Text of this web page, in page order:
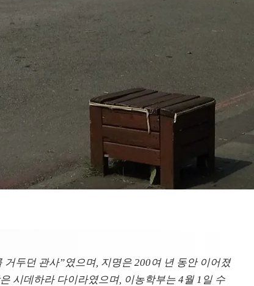
두던 관사”였으며, 지명은 200여 년 동안 이어졌
시데하라 다이라였으며, 이농학부는 4월 1일 수